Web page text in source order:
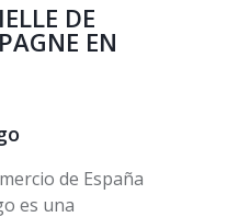
DE
EN
de España
es una